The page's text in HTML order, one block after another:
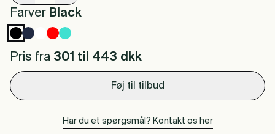
Farver Black
Pris fra 301 til 443 dkk
Føj til tilbud
Har du et spørgsmål? Kontakt os her